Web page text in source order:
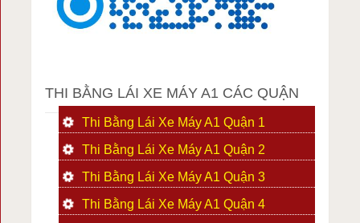
THI BẰNG LÁI XE MÁY A1 CÁC QUẬN
Thi Bằng Lái Xe Máy A1 Quận 1
Thi Bằng Lái Xe Máy A1 Quận 2
Thi Bằng Lái Xe Máy A1 Quận 3
Thi Bằng Lái Xe Máy A1 Quận 4